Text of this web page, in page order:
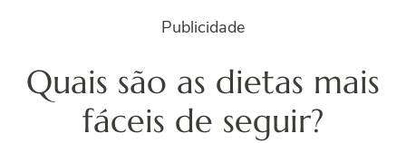
Publicidade
Quais são as dietas mais
fáceis de seguir?